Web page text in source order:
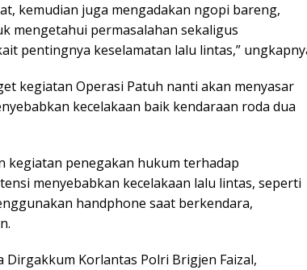
kemudian juga mengadakan ngopi bareng,
mengetahui permasalahan sekaligus
pentingnya keselamatan lalu lintas,”
kegiatan Operasi Patuh nanti akan menyasar
kecelakaan baik kendaraan roda dua
kegiatan penegakan hukum terhadap
menyebabkan kecelakaan lalu lintas, seperti
handphone saat berkendara,
Dirgakkum Korlantas Polri Brigjen Faizal,